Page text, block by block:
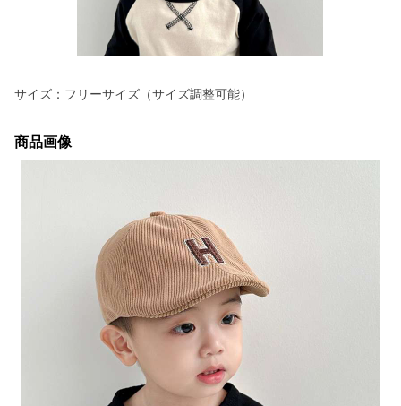
サイズ：フリーサイズ（サイズ調整可能）
商品画像